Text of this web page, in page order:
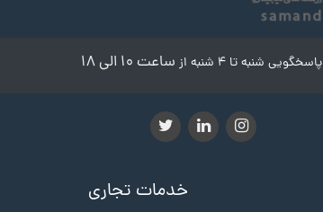
پاسخگویی شنبه تا ۴ شنبه از ساعت ۱۰ الی ۱۸
خدمات تجاری